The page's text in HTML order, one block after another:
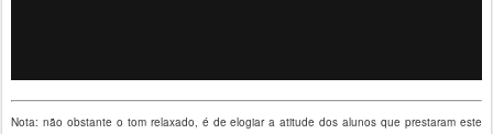
Nota: não obstante o tom relaxado, é de elogiar a atitude dos alunos que prestaram este